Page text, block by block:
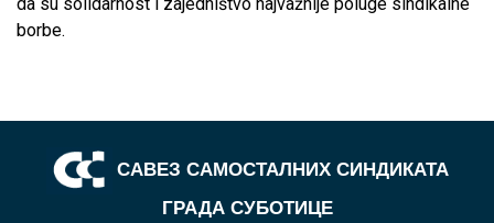
borbe.
САВЕЗ САМОСТАЛНИХ СИНДИКАТА
ГРАДА СУБОТИЦЕ